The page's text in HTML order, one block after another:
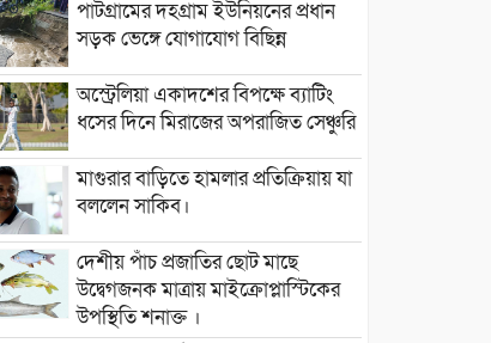
পাটগ্রামের দহগ্রাম ইউনিয়নের প্রধান
সড়ক ভেঙ্গে যোগাযোগ বিছিন্ন
অস্ট্রেলিয়া একাদশের বিপক্ষে ব্যাটিং
ধসের দিনে মিরাজের অপরাজিত সেঞ্চুরি
মাগুরার বাড়িতে হামলার প্রতিক্রিয়ায় যা
বললেন সাকিব।
দেশীয় পাঁচ প্রজাতির ছোট মাছে
উদ্বেগজনক মাত্রায় মাইক্রোপ্লাস্টিকের
উপস্থিতি শনাক্ত ।